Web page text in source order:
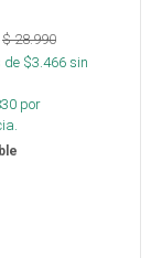
$28.990
de $3.466sin
por